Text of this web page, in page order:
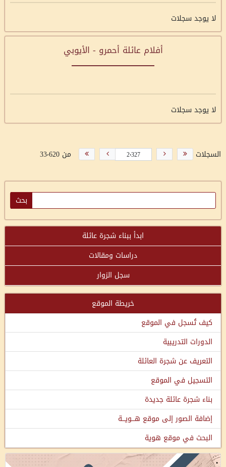
لا يوجد سجلات
أفلام عائلة أحمرو - الأيوبي
لا يوجد سجلات
السجلات من 33٬620
ابدأ ببناء شجرة عائلة
دراسات ومقالات
سجل الزوار
خريطة الموقع
كيف تُسجل في الموقع
الدورات التدريبية
التعريف عن شجرة العائلة
التسجيل في الموقع
بناء شجرة عائلة جديدة
إضافة الصور إلى موقع هـــويـــة
البحث في موقع هوية